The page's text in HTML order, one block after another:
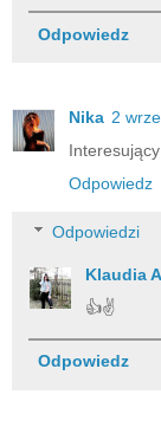
Odpowiedz
Nika 2
Odpowiedz
Odpowiedzi
Klaudia
👍✌️
Odpowiedz